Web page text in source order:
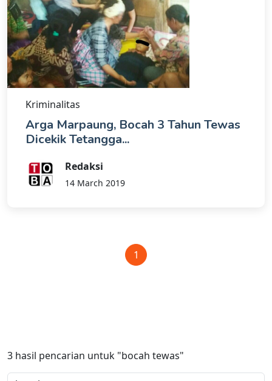
Kriminalitas
Arga Marpaung, Bocah 3 Tahun Tewas
Dicekik Tetangga...
Redaksi
14 March 2019
1
3 hasil pencarian untuk "bocah tewas"